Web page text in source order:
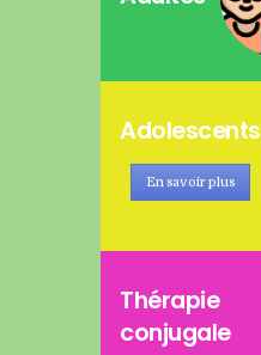
Adolescents
En savoir plus
Thérapie
conjugale